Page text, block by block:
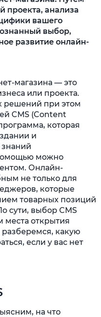
проекта, анализа
вашего
выбор,
развитие онлайн-
магазина — это
или проекта.
решений при этом
CMS (Content
которая
и
знаний
можно
Онлайн-
не только для
которые
товарных позиций
сути, выбор CMS
места открытия
разберемся, какую
если у вас нет
на что